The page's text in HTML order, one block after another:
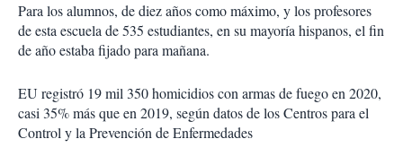
Para los alumnos, de diez años como máximo, y los profesores
de esta escuela de 535 estudiantes, en su mayo­ría hispanos, el fin
de año es­taba fijado para mañana.
EU registró 19 mil 350 ho­micidios con armas de fuego en 2020,
casi 35% más que en 2019, según datos de los Centros para el
Control y la Prevención de Enfermedades